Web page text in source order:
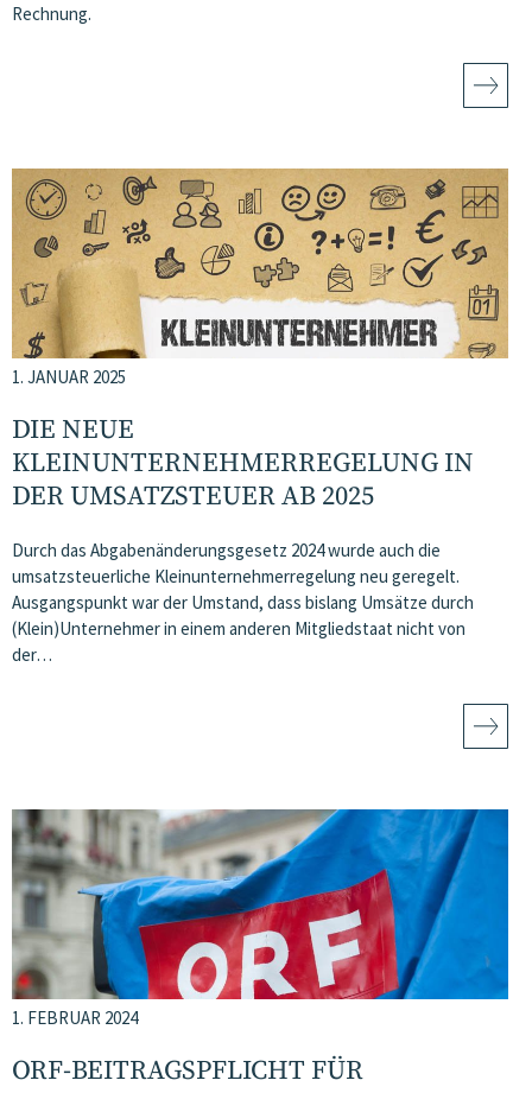
Rechnung.
1. JANUAR 2025
DIE NEUE
KLEINUNTERNEHMERREGELUNG IN
DER UMSATZSTEUER AB 2025
Durch das Abgabenänderungsgesetz 2024 wurde auch die
umsatzsteuerliche Kleinunternehmerregelung neu geregelt.
Ausgangspunkt war der Umstand, dass bislang Umsätze durch
(Klein)Unternehmer in einem anderen Mitgliedstaat nicht von
der…
1. FEBRUAR 2024
ORF-BEITRAGSPFLICHT FÜR